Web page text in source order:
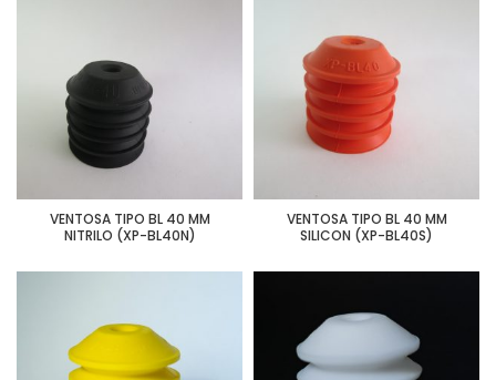
VENTOSA TIPO BL 40 MM
NITRILO (XP-BL40N)
VENTOSA TIPO BL 40 MM
SILICON (XP-BL40S)